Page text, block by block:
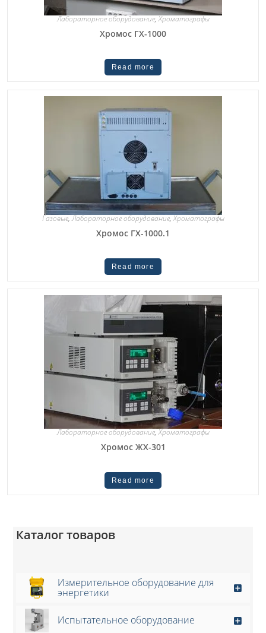
Лабораторное оборудование,Хроматографы
Хромос ГХ-1000
Read more
Газовые,Лабораторное оборудование,Хроматографы
Хромос ГХ-1000.1
Read more
Лабораторное оборудование,Хроматографы
Хромос ЖХ-301
Read more
Каталог товаров
Измерительное оборудование для
энергетики
Испытательное оборудование